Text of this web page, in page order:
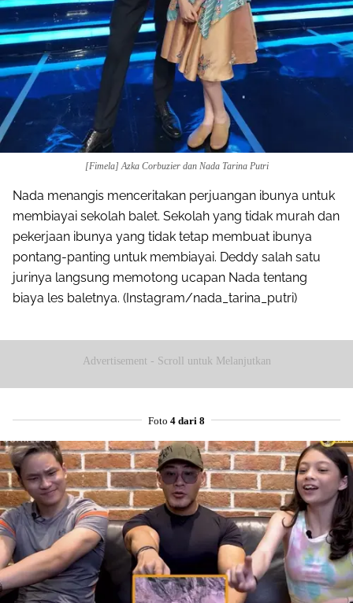
[Fimela] Azka Corbuzier dan Nada Tarina Putri
Nada menangis menceritakan perjuangan ibunya untuk
membiayai sekolah balet. Sekolah yang tidak murah dan
pekerjaan ibunya yang tidak tetap membuat ibunya
pontang-panting untuk membiayai. Deddy salah satu
jurinya langsung memotong ucapan Nada tentang
biaya les baletnya. (Instagram/nada_tarina_putri)
Advertisement - Scroll untuk Melanjutkan
Foto 4 dari 8